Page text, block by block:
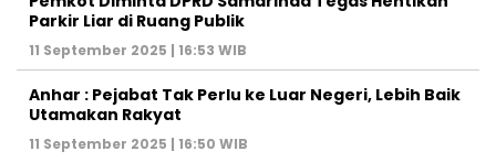
Parkir Liar di Ruang Publik
11 September 2025 | 16:53 WIB
Anhar : Pejabat Tak Perlu ke Luar Negeri, Lebih Baik
Utamakan Rakyat
11 September 2025 | 16:50 WIB